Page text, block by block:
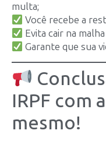
multa;
Você recebe a
Evita cair na
Garante que sua
IRPF com
mesmo!